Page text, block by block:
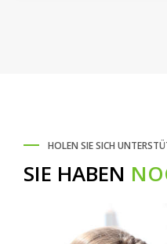
HOLEN SIE SICH
SIE HABEN